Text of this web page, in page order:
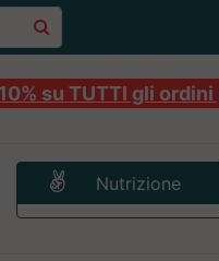
su TUTTI gli
Nutrizione